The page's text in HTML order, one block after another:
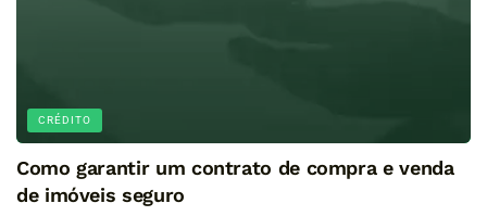
CRÉDITO
Como garantir um contrato de compra e venda
de imóveis seguro